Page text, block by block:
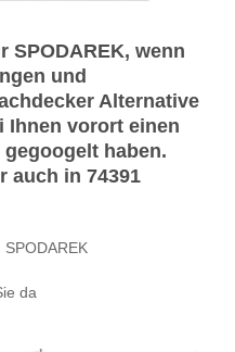
SPODAREK, wenn
und
Alternative
Ihnen vorort einen
haben.
auch in 74391
da